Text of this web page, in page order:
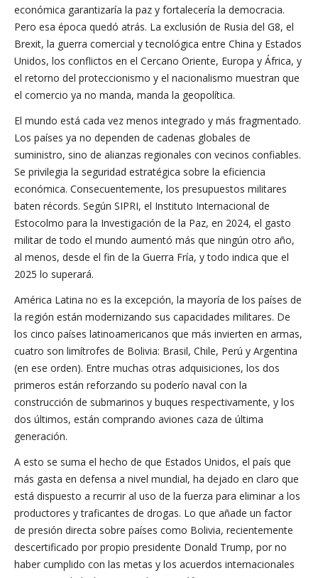
económica garantizaría la paz y fortalecería la democracia.
Pero esa época quedó atrás. La exclusión de Rusia del G8, el
Brexit, la guerra comercial y tecnológica entre China y Estados
Unidos, los conflictos en el Cercano Oriente, Europa y África, y
el retorno del proteccionismo y el nacionalismo muestran que
el comercio ya no manda, manda la geopolítica.
El mundo está cada vez menos integrado y más fragmentado.
Los países ya no dependen de cadenas globales de
suministro, sino de alianzas regionales con vecinos confiables.
Se privilegia la seguridad estratégica sobre la eficiencia
económica. Consecuentemente, los presupuestos militares
baten récords. Según SIPRI, el Instituto Internacional de
Estocolmo para la Investigación de la Paz, en 2024, el gasto
militar de todo el mundo aumentó más que ningún otro año,
al menos, desde el fin de la Guerra Fría, y todo indica que el
2025 lo superará.
América Latina no es la excepción, la mayoría de los países de
la región están modernizando sus capacidades militares. De
los cinco países latinoamericanos que más invierten en armas,
cuatro son limítrofes de Bolivia: Brasil, Chile, Perú y Argentina
(en ese orden). Entre muchas otras adquisiciones, los dos
primeros están reforzando su poderío naval con la
construcción de submarinos y buques respectivamente, y los
dos últimos, están comprando aviones caza de última
generación.
A esto se suma el hecho de que Estados Unidos, el país que
más gasta en defensa a nivel mundial, ha dejado en claro que
está dispuesto a recurrir al uso de la fuerza para eliminar a los
productores y traficantes de drogas. Lo que añade un factor
de presión directa sobre países como Bolivia, recientemente
descertificado por propio presidente Donald Trump, por no
haber cumplido con las metas y los acuerdos internacionales